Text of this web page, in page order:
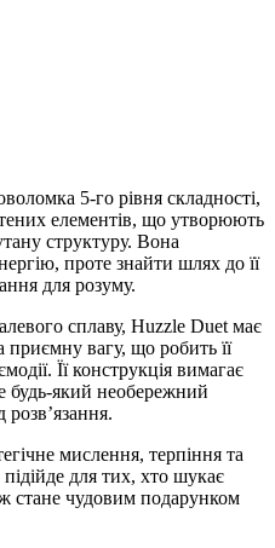
5-го рівня складності,
елементів, що утворюють
структуру. Вона
проте знайти шлях до її
для розуму.
сплаву, Huzzle Duet має
вагу, що робить її
Її конструкція вимагає
будь-який необережний
мислення, терпіння та
для тих, хто шукає
стане чудовим подарунком